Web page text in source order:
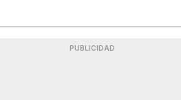
PUBLICIDAD